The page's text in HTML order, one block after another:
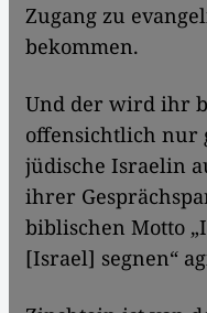
Zugang zu
bekommen.
Und der wird ihr
offensichtlich nur
jüdische Israelin
ihrer
biblischen Motto
[Israel] segnen“